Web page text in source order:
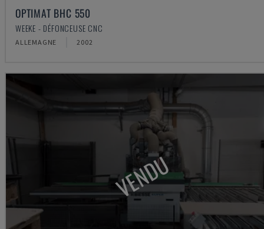
OPTIMAT BHC 550
WEEKE - DÉFONCEUSE CNC
ALLEMAGNE 2002
VENDU